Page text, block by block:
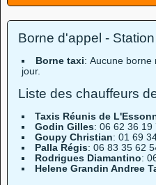
Borne d'appel - Station
Borne taxi: Aucune
jour.
Liste des chauffeurs
Taxis Réunis de
Godin Gilles: 06 62 36 19
Goupy Christian: 01 69
Palla Régis: 06 83 35 62
Rodrigues Diamantino:
Helene Grandin Andree